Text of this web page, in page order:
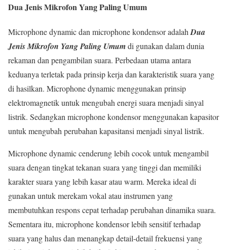
Dua Jenis Mikrofon Yang Paling Umum
Microphone dynamic dan microphone kondensor adalah Dua
Jenis Mikrofon Yang Paling Umumdi gunakan dalam dunia
rekaman dan pengambilan suara. Perbedaan utama antara
keduanya terletak pada prinsip kerja dan karakteristik suara yang
di hasilkan. Microphone dynamic menggunakan prinsip
elektromagnetik untuk mengubah energi suara menjadi sinyal
listrik. Sedangkan microphone kondensor menggunakan kapasitor
untuk mengubah perubahan kapasitansi menjadi sinyal listrik.
Microphone dynamic cenderung lebih cocok untuk mengambil
suara dengan tingkat tekanan suara yang tinggi dan memiliki
karakter suara yang lebih kasar atau warm. Mereka ideal di
gunakan untuk merekam vokal atau instrumen yang
membutuhkan respons cepat terhadap perubahan dinamika suara.
Sementara itu, microphone kondensor lebih sensitif terhadap
suara yang halus dan menangkap detail-detail frekuensi yang